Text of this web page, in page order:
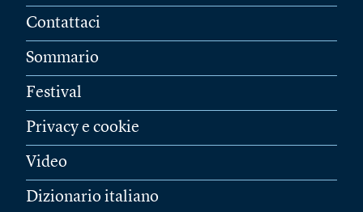
Contattaci
Sommario
Festival
Privacy e cookie
Video
Dizionario italiano